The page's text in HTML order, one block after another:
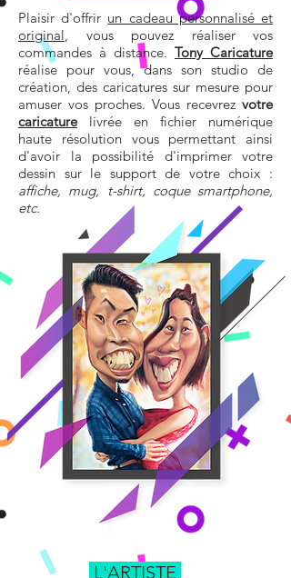
Plaisir d'offrir un cadeau personnalisé et
original, vous pouvez réaliser vos
commandes à distance. Tony Caricature
réalise pour vous, dans son studio de
création, des caricatures sur mesure pour
amuser vos proches. Vous recevrez votre
caricaturelivrée en fichier numérique
haute résolution vous permettant ainsi
d'avoir la possibilité d'imprimer votre
dessin sur le support de votre choix :
affiche, mug, t-shirt, coque smartphone,
etc.
L'ARTISTE